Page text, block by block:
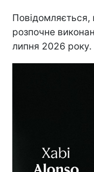
розпочне
липня 2026 року.